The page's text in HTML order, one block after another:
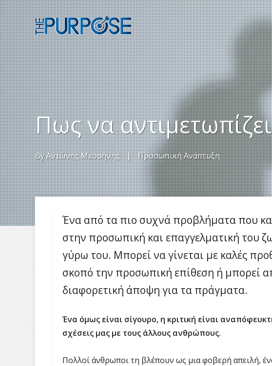
Πως να
ByΑντώνης Μεσσήνης | Προσωπική Ανάπτυξη
Ένα από τα πιο συχνά προβλήματα που
στην προσωπική και επαγγελματική του
γύρω του. Μπορεί να γίνεται με καλές
σκοπό την προσωπική επίθεση ή μπορεί
διαφορετική άποψη για τα πράγματα.
Ένα όμως είναι σίγουρο, η κριτική είναι
σχέσεις μας με τους άλλους ανθρώπους.
Πολλοί άνθρωποι τη βλέπουν ως μια φοβερή απειλή,